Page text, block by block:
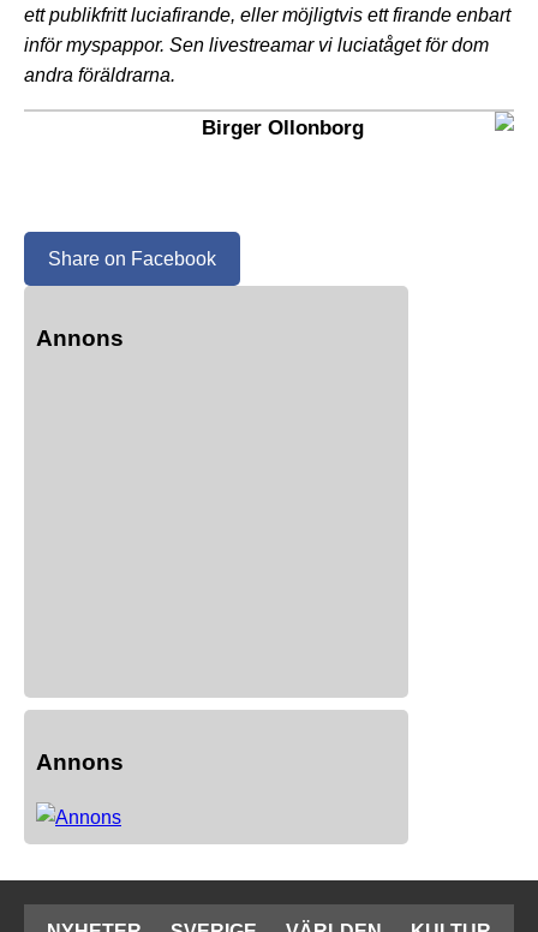
ett publikfritt luciafirande, eller möjligtvis ett firande enbart
inför myspappor. Sen livestreamar vi luciatåget för dom
andra föräldrarna.
Birger Ollonborg
Share on Facebook
Annons
Annons